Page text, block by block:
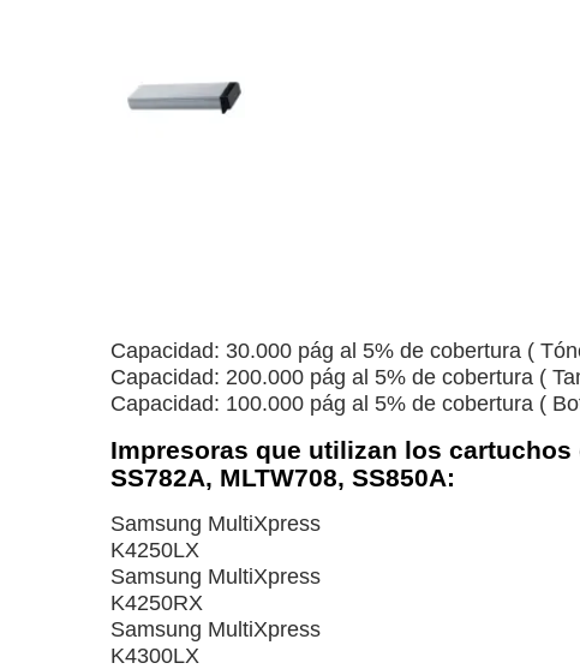
Capacidad: 30.000 pág al 5% de cobertura (
Capacidad: 200.000 pág al 5% de cobertura (
Capacidad: 100.000 pág al 5% de cobertura (
Impresoras que utilizan los cartuchos
SS782A, MLTW708, SS850A:
Samsung MultiXpress
K4250LX
Samsung MultiXpress
K4250RX
Samsung MultiXpress
K4300LX